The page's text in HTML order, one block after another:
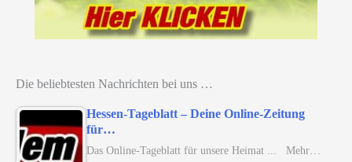
Die beliebtesten Nachrichten bei uns …
Hessen-Tageblatt – Deine Online-Zeitung
für…
Das Online-Tageblatt für unsere Heimat ... Mehr…